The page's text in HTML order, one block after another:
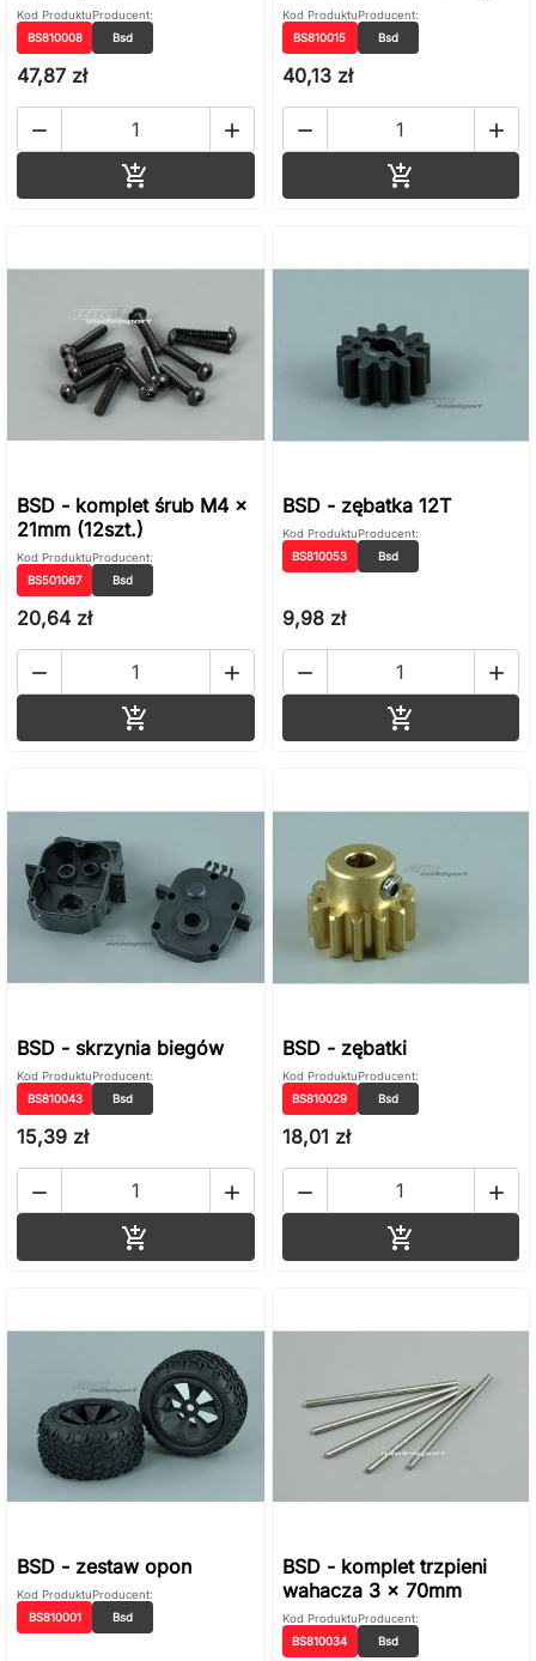
Kod Produktu
BS810008
Producent:
Bsd
47,87 zł
 

Kod Produktu
BS810015
Producent:
Bsd
40,13 zł
 

BSD - komplet śrub M4 x
21mm (12szt.)
Kod Produktu
BS501067
Producent:
Bsd
20,64 zł
 

BSD - zębatka 12T
Kod Produktu
BS810053
Producent:
Bsd
9,98 zł
 

BSD - skrzynia biegów
Kod Produktu
BS810043
Producent:
Bsd
15,39 zł
 

BSD - zębatki
Kod Produktu
BS810029
Producent:
Bsd
18,01 zł
 

BSD - zestaw opon
Kod Produktu
BS810001
Producent:
Bsd
BSD - komplet trzpieni
wahacza 3 x 70mm
Kod Produktu
BS810034
Producent:
Bsd